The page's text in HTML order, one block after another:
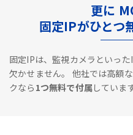
更に
固定IPがひとつ
固定IPは、監視カメラといっ
欠かせません。
他社では高額
クなら 1つ無料で付属していま